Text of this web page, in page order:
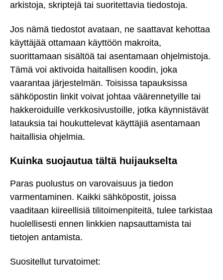
arkistoja, skriptejä tai suoritettavia tiedostoja.
Jos nämä tiedostot avataan, ne saattavat kehottaa
käyttäjää ottamaan käyttöön makroita,
suorittamaan sisältöä tai asentamaan ohjelmistoja.
Tämä voi aktivoida haitallisen koodin, joka
vaarantaa järjestelmän. Toisissa tapauksissa
sähköpostin linkit voivat johtaa väärennetyille tai
hakkeroiduille verkkosivustoille, jotka käynnistävät
latauksia tai houkuttelevat käyttäjiä asentamaan
haitallisia ohjelmia.
Kuinka suojautua tältä huijaukselta
Paras puolustus on varovaisuus ja tiedon
varmentaminen. Kaikki sähköpostit, joissa
vaaditaan kiireellisiä tilitoimenpiteitä, tulee tarkistaa
huolellisesti ennen linkkien napsauttamista tai
tietojen antamista.
Suositellut turvatoimet: